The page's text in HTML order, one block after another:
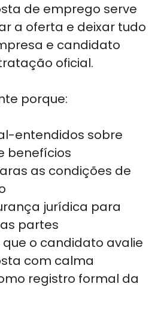
de emprego serve
a oferta e deixar tudo
e candidato
oficial.
porque:
entendidos sobre
benefícios
as condições de
jurídica para
partes
que o candidato avalie
com calma
registro formal da